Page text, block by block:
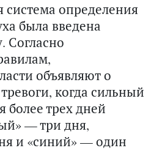
система определения
была введена
Согласно
объявляют о
когда сильный
более трех дней
— три дня,
и «синий» — один